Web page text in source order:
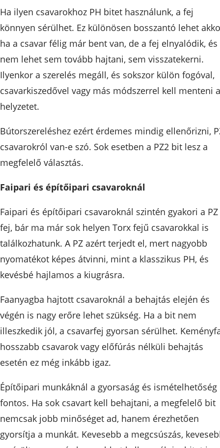
Ha ilyen csavarokhoz PH bitet használunk, a fej
könnyen sérülhet. Ez különösen bosszantó lehet
ha a csavar félig már bent van, de a fej elnyalódik, és
nem lehet sem tovább hajtani, sem visszatekerni.
Ilyenkor a szerelés megáll, és sokszor külön fogóval,
csavarkiszedővel vagy más módszerrel kell menteni a
helyzetet.
Bútorszereléshez ezért érdemes mindig ellenőrizni,
csavarokról van-e szó. Sok esetben a PZ2 bit lesz a
megfelelő választás.
Faipari és építőipari csavaroknál
Faipari és építőipari csavaroknál szintén gyakori a PZ
fej, bár ma már sok helyen Torx fejű csavarokkal is
találkozhatunk. A PZ azért terjedt el, mert nagyobb
nyomatékot képes átvinni, mint a klasszikus PH, és
kevésbé hajlamos a kiugrásra.
Faanyagba hajtott csavaroknál a behajtás elején és
végén is nagy erőre lehet szükség. Ha a bit nem
illeszkedik jól, a csavarfej gyorsan sérülhet.
hosszabb csavarok vagy előfúrás nélküli behajtás
esetén ez még inkább igaz.
Építőipari munkáknál a gyorsaság és ismételhetőség
fontos. Ha sok csavart kell behajtani, a megfelelő bit
nemcsak jobb minőséget ad, hanem érezhetően
gyorsítja a munkát. Kevesebb a megcsúszás,